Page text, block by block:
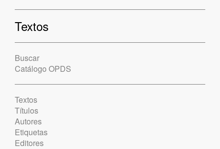
Textos
Buscar
Catálogo OPDS
Textos
Títulos
Autores
Etiquetas
Editores